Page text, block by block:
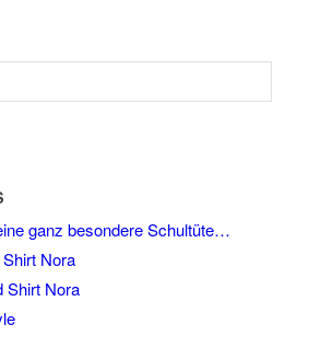
ganz besondere Schultüte…
Nora
Shirt Nora